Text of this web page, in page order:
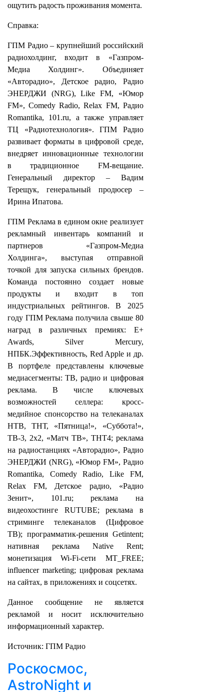
ощутить радость проживания момента.
Справка:
ГПМ Радио – крупнейший российский
радиохолдинг, входит в «Газпром-
Медиа Холдинг». Объединяет
«Авторадио», Детское радио, Радио
ЭНЕРДЖИ (NRG), Like FM, «Юмор
FM», Comedy Radio, Relax FM, Радио
Romantika, 101.ru, а также управляет
ТЦ «Радиотехнология». ГПМ Радио
развивает форматы в цифровой среде,
внедряет инновационные технологии
в традиционное FM-вещание.
Генеральный директор – Вадим
Терещук, генеральный продюсер –
Ирина Ипатова.
ГПМ Реклама в едином окне реализует
рекламный инвентарь компаний и
партнеров «Газпром-Медиа
Холдинга», выступая отправной
точкой для запуска сильных брендов.
Команда постоянно создает новые
продукты и входит в топ
индустриальных рейтингов. В 2025
году ГПМ Реклама получила свыше 80
наград в различных премиях: E+
Awards, Silver Mercury,
НПБК.Эффективность, Red Apple и др.
В портфеле представлены ключевые
медиасегменты: ТВ, радио и цифровая
реклама. В числе ключевых
возможностей селлера: кросс-
медийное спонсорство на телеканалах
НТВ, ТНТ, «Пятница!», «Суббота!»,
ТВ-3, 2х2, «Матч ТВ», ТНТ4; реклама
на радиостанциях «Авторадио», Радио
ЭНЕРДЖИ (NRG), «Юмор FM», Радио
Romantika, Comedy Radio, Like FM,
Relax FM, Детское радио, «Радио
Зенит», 101.ru; реклама на
видеохостинге RUTUBE; реклама в
стриминге телеканалов (Цифровое
ТВ); программатик-решения Getintent;
нативная реклама Native Rent;
монетизация Wi-Fi-сети MT_FREE;
influencer marketing; цифровая реклама
на сайтах, в приложениях и соцсетях.
Данное сообщение не является
рекламой и носит исключительно
информационный характер.
Источник: ГПМ Радио
Роскосмос,
AstroNight и